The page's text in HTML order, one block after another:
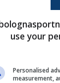
use your
Personalised
measurement,